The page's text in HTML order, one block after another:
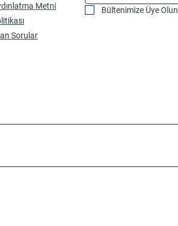
Metni
Sorular
Bültenimize Üye Olun